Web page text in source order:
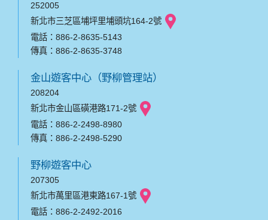
252005
新北市三芝區埔坪里埔頭坑164-2號
電話：886-2-8635-5143
傳真：886-2-8635-3748
金山遊客中心（野柳管理站）
208204
新北市金山區磺港路171-2號
電話：886-2-2498-8980
傳真：886-2-2498-5290
野柳遊客中心
207305
新北市萬里區港東路167-1號
電話：886-2-2492-2016